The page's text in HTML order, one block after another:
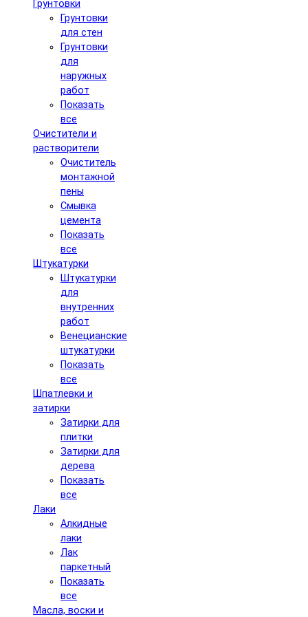
Грунтовки
Грунтовки
для стен
Грунтовки
для
наружных
работ
Показать
все
Очистители и
растворители
Очиститель
монтажной
пены
Смывка
цемента
Показать
все
Штукатурки
Штукатурки
для
внутренних
работ
Венецианские
штукатурки
Показать
все
Шпатлевки и
затирки
Затирки для
плитки
Затирки для
дерева
Показать
все
Лаки
Алкидные
лаки
Лак
паркетный
Показать
все
Масла, воски и